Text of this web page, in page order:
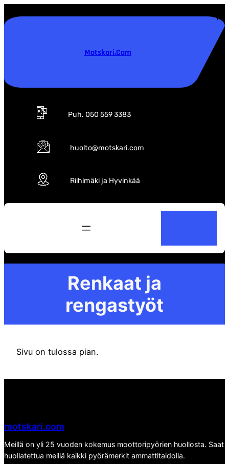
sisältöön
Motskari.com
Puh. 050 559 3383
huolto@motskari.com
Riihimäki ja Hyvinkää
a
Renkaat ja
rengastyöt
Sivu on tulossa pian.
motskari.com
Meillä on yli 25 vuoden kokemus moottoripyörien huollosta. Saat
huollatettua meillä kaikki pyörämerkit ammattitaidolla.